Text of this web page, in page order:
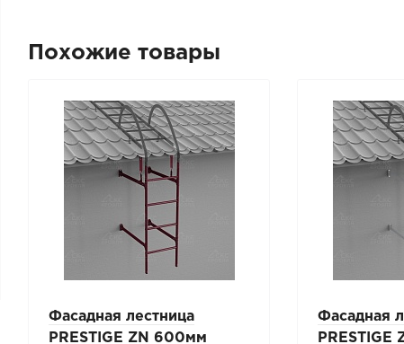
Похожие товары
Фасадная лестница
PRESTIGE ZN 600мм
Фасадная